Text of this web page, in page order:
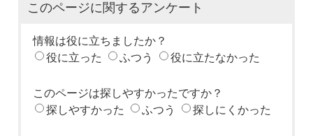
このページに関するアンケート
情報は役に立ちましたか？
役に立った
ふつう 役に立たなかった
このページは探しやすかったですか？
探しやすかった
ふつう 探しにくかった